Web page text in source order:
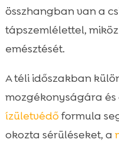
összhangban van a
tápszemlélettel,
emésztését.
A téli időszakban
mozgékonyságára és
ízületvédő formula
okozta sérüléseket, a